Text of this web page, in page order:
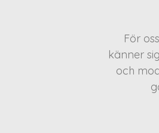
För
känner
och